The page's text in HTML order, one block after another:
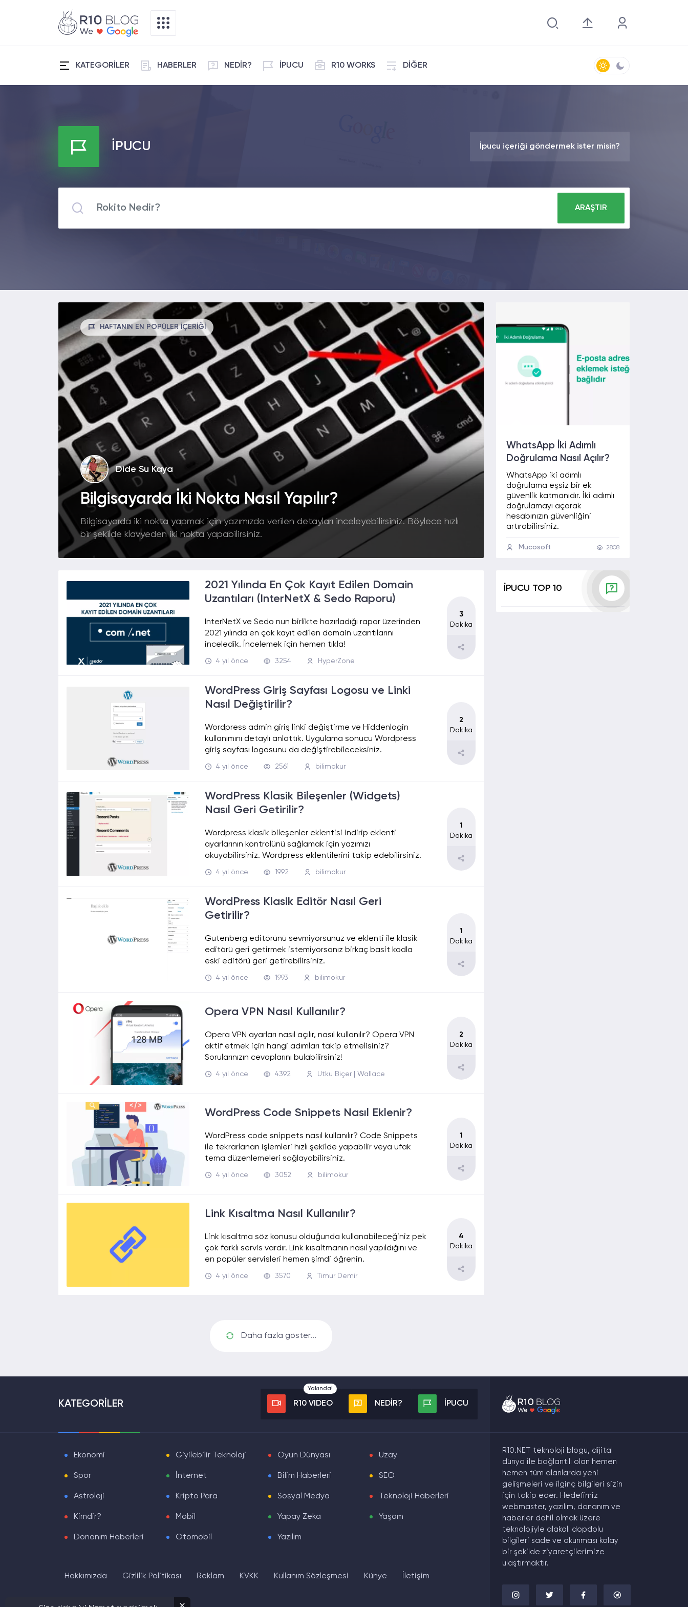
KATEGORİLER HABERLER NEDİR? İPUCU R10 WORKS DİĞER
İPUCU İpucu içeriği göndermek ister misin?
ARAŞTIR
HAFTANIN EN POPÜLER İÇERİĞİ
Dide Su Kaya
Bilgisayarda İki Nokta Nasıl Yapılır?
Bilgisayarda iki nokta yapmak için yazımızda verilen detayları inceleyebilirsiniz. Böylece hızlı
bir şekilde klavyeden iki nokta yapabilirsiniz.
WhatsApp İki Adımlı
Doğrulama Nasıl Açılır?
WhatsApp iki adımlı
doğrulama eşsiz bir ek
güvenlik katmanıdır. İki adımlı
doğrulamayı açarak
hesabınızın güvenliğini
artırabilirsiniz.
Mucosoft 2808
2021 Yılında En Çok Kayıt Edilen Domain
Uzantıları (InterNetX & Sedo Raporu)
InterNetX ve Sedo nun birlikte hazırladığı rapor üzerinden
2021 yılında en çok kayıt edilen domain uzantılarını
inceledik. İncelemek için hemen tıkla!
4 yıl önce 3254 HyperZone
3
Dakika
WordPress Giriş Sayfası Logosu ve Linki
Nasıl Değiştirilir?
Wordpress admin giriş linki değiştirme ve Hiddenlogin
kullanımını detaylı anlattık. Uygulama sonucu Wordpress
giriş sayfası logosunu da değiştirebileceksiniz.
4 yıl önce 2561 bilimokur
2
Dakika
WordPress Klasik Bileşenler (Widgets)
Nasıl Geri Getirilir?
Wordpress klasik bileşenler eklentisi indirip eklenti
ayarlarının kontrolünü sağlamak için yazımızı
okuyabilirsiniz. Wordpress eklentilerini takip edebilirsiniz.
4 yıl önce 1992 bilimokur
1
Dakika
WordPress Klasik Editör Nasıl Geri
Getirilir?
Gutenberg editörünü sevmiyorsunuz ve eklenti ile klasik
editörü geri getirmek istemiyorsanız birkaç basit kodla
eski editörü geri getirebilirsiniz.
4 yıl önce 1993 bilimokur
1
Dakika
Opera VPN Nasıl Kullanılır?
Opera VPN ayarları nasıl açılır, nasıl kullanılır? Opera VPN
aktif etmek için hangi adımları takip etmelisiniz?
Sorularınızın cevaplarını bulabilirsiniz!
4 yıl önce 4392 Utku Biçer | Wallace
2
Dakika
WordPress Code Snippets Nasıl Eklenir?
WordPress code snippets nasıl kullanılır? Code Snippets
ile tekrarlanan işlemleri hızlı şekilde yapabilir veya ufak
tema düzenlemeleri sağlayabilirsiniz.
4 yıl önce 3052 bilimokur
1
Dakika
Link Kısaltma Nasıl Kullanılır?
Link kısaltma söz konusu olduğunda kullanabileceğiniz pek
çok farklı servis vardır. Link kısaltmanın nasıl yapıldığını ve
en popüler servisleri hemen şimdi öğrenin.
4 yıl önce 3570 Timur Demir
4
Dakika
Daha fazla göster...
İPUCU TOP 10
KATEGORİLER
Yakında!
R10 VIDEO NEDİR? İPUCU
Ekonomi
Spor
Astroloji
Kimdir?
Donanım Haberleri
Giyilebilir Teknoloji
İnternet
Kripto Para
Mobil
Otomobil
Oyun Dünyası
Bilim Haberleri
Sosyal Medya
Yapay Zeka
Yazılım
Uzay
SEO
Teknoloji Haberleri
Yaşam
Hakkımızda Gizlilik Politikası Reklam KVKK Kullanım Sözleşmesi Künye İletişim
R10.NET teknoloji blogu, dijital
dünya ile bağlantılı olan hemen
hemen tüm alanlarda yeni
gelişmeleri ve ilginç bilgileri sizin
için takip eder. Hedefimiz
webmaster, yazılım, donanım ve
haberler dahil olmak üzere
teknolojiyle alakalı dopdolu
bilgileri sade ve okunması kolay
bir şekilde ziyaretçilerimize
ulaştırmaktır.